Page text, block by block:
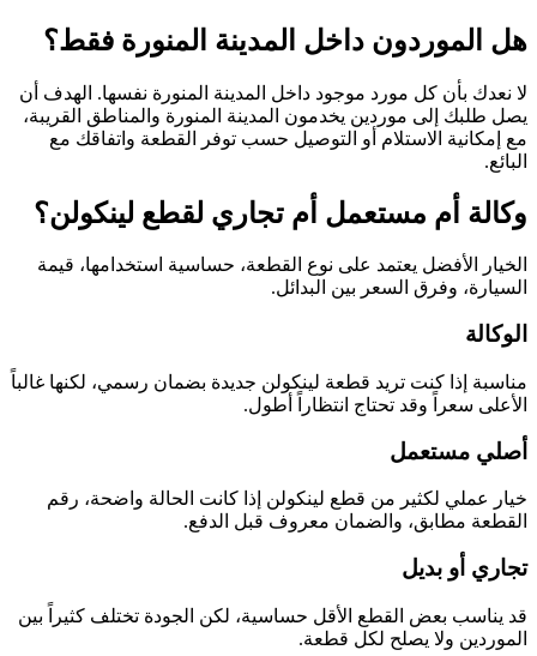
هل الموردون داخل المدينة المنورة فقط؟
لا نعدك بأن كل مورد موجود داخل المدينة المنورة نفسها. الهدف أن
يصل طلبك إلى موردين يخدمون المدينة المنورة والمناطق القريبة،
مع إمكانية الاستلام أو التوصيل حسب توفر القطعة واتفاقك مع
البائع.
وكالة أم مستعمل أم تجاري لقطع لينكولن؟
الخيار الأفضل يعتمد على نوع القطعة، حساسية استخدامها، قيمة
السيارة، وفرق السعر بين البدائل.
الوكالة
مناسبة إذا كنت تريد قطعة لينكولن جديدة بضمان رسمي، لكنها غالباً
الأعلى سعراً وقد تحتاج انتظاراً أطول.
أصلي مستعمل
خيار عملي لكثير من قطع لينكولن إذا كانت الحالة واضحة، رقم
القطعة مطابق، والضمان معروف قبل الدفع.
تجاري أو بديل
قد يناسب بعض القطع الأقل حساسية، لكن الجودة تختلف كثيراً بين
الموردين ولا يصلح لكل قطعة.